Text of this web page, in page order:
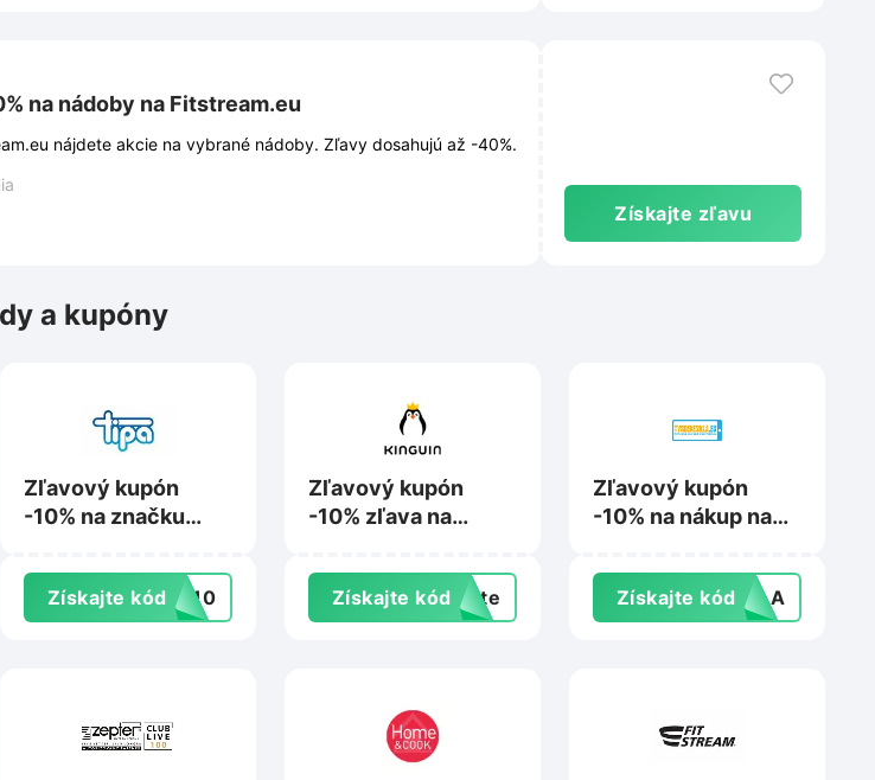
na nádoby na Fitstream.eu
nájdete akcie na vybrané nádoby. Zľavy dosahujú až -40%.
Získajte zľavu
a kupóny
Zľavový kupón
-10% na značku
Získajte kódFT10
Zľavový kupón
-10% zľava na
Kinguin.net
Získajte kód exte
Zľavový kupón
-10% na nákup na
Získajte kódSKLA